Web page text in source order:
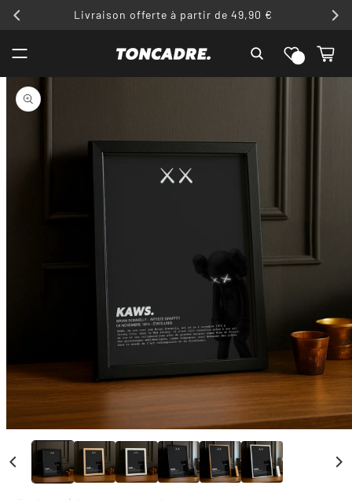
Livraison offerte à partir de 49,90 €
Liste de
souhaits
Panier
PASSER AUX
INFORMATIONS
PRODUITS
média